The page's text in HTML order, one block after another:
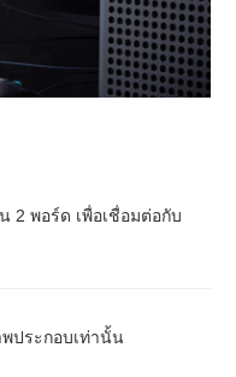
2 พอร์ด เพื่อเชื่อมต่อกับ
ประกอบเท่านั้น